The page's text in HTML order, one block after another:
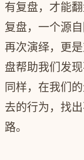
有复盘，才能
复盘，一个源
再次演绎，更
盘帮助我们发
同样，在我们
去的行为，找
路。